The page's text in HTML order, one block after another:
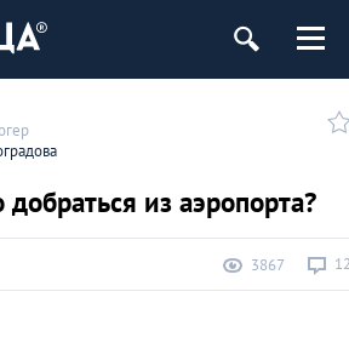
из аэропорта?
3867